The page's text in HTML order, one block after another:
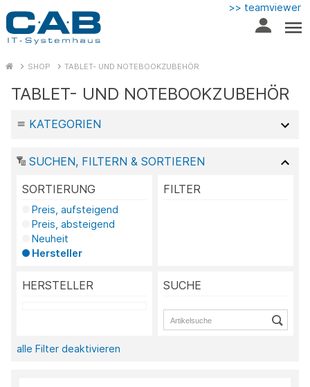
>> teamviewer
SHOP TABLET- UND NOTEBOOKZUBEHÖR
TABLET- UND NOTEBOOKZUBEHÖR
KATEGORIEN
SUCHEN, FILTERN & SORTIEREN
SORTIERUNG
Preis, aufsteigend
Preis, absteigend
Neuheit
Hersteller
FILTER
HERSTELLER SUCHE
alle Filter deaktivieren